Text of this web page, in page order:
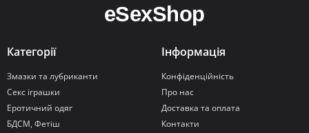
Категорії
Змазки та лубриканти
Секс іграшки
Еротичний одяг
БДСМ, Фетіш
Інформація
Конфіденційність
Про нас
Доставка та оплата
Контакти